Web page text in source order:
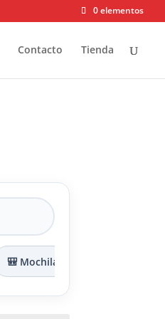
0 elementos
Contacto Tienda
🎒 Mochilas & Maletines